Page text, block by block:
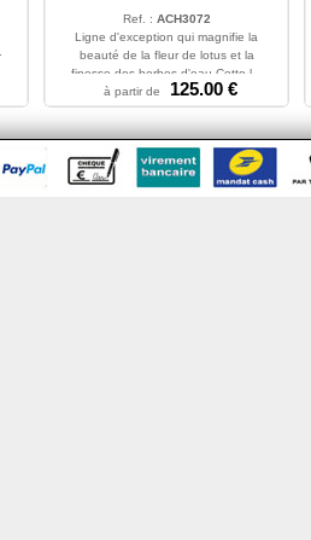
Ref. : ACH3072
Ligne d'exception qui magnifie la
beauté de la fleur de lotus et la
finesse des herbes d'eau.Cette l...
85 - 90 - 95 - 100
à partir de 125.00 €